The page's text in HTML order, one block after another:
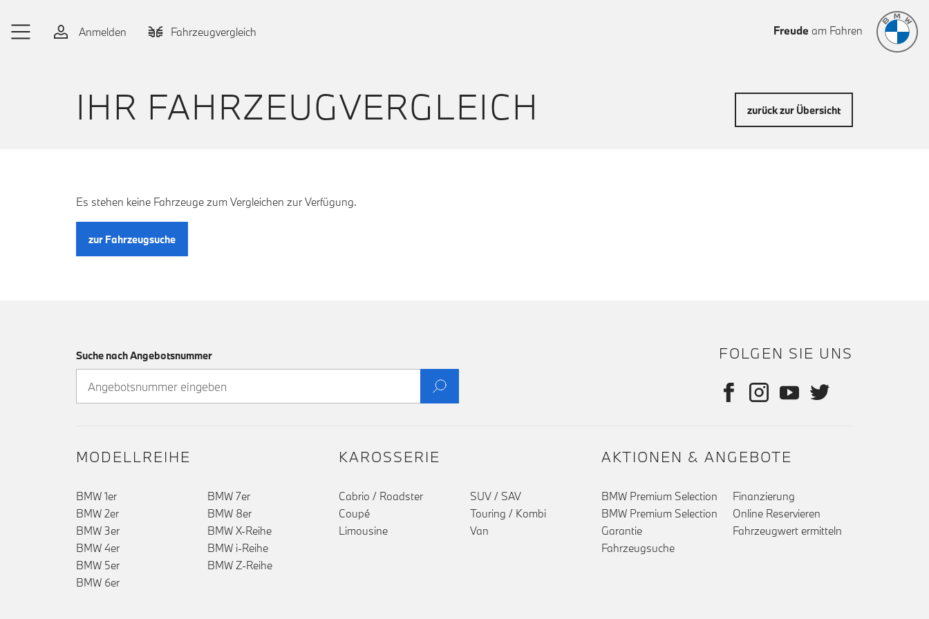
Anmelden
Fahrzeugvergleich Freude am Fahren
IHR FAHRZEUGVERGLEICH zurück zur Übersicht
Es stehen keine Fahrzeuge zum Vergleichen zur Verfügung.
zur Fahrzeugsuche
Suche nach Angebotsnummer FOLGEN SIE UNS
MODELLREIHE
BMW 1er
BMW 2er
BMW 3er
BMW 4er
BMW 5er
BMW 6er
BMW 7er
BMW 8er
BMW X-Reihe
BMW i-Reihe
BMW Z-Reihe
KAROSSERIE
Cabrio / Roadster
Coupé
Limousine
SUV / SAV
Touring / Kombi
Van
AKTIONEN & ANGEBOTE
BMW Premium Selection
BMW Premium Selection
Garantie
Fahrzeugsuche
Finanzierung
Online Reservieren
Fahrzeugwert ermitteln